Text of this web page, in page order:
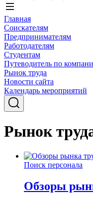
Главная
Соискателям
Предпринимателям
Работодателям
Студентам
Путеводитель по
Рынок труда
Новости сайта
Календарь мероприятий
Рынок
Поиск персонала
Обзоры